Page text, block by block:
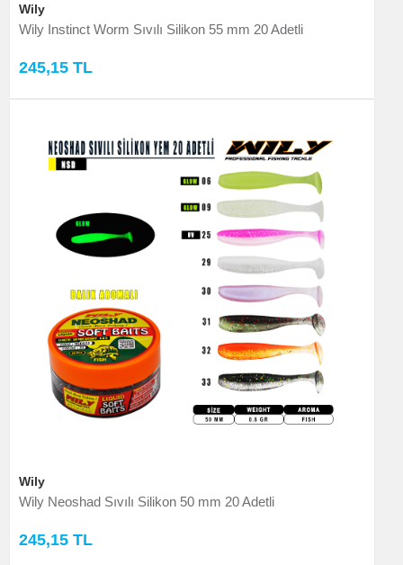
Wily
Wily Instinct Worm Sıvılı Silikon 55 mm 20 Adetli
245,15 TL
Wily
Wily Neoshad Sıvılı Silikon 50 mm 20 Adetli
245,15 TL